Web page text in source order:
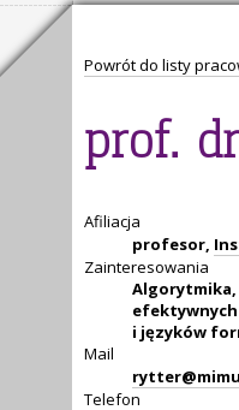
Powrót do listy
prof.
Afiliacja
profesor,
Zainteresowania
i języków
Mail
Telefon